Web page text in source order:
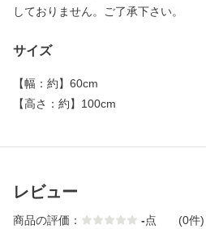
しておりません。ご了承下さい。
サイズ
【幅：約】 60cm
【高さ：約】 100cm
レビュー
商品の評価： -点 (0件)